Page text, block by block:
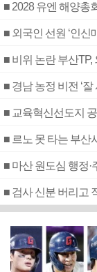
■ 2028 유엔 해양총
■ 외국인 선원 ‘인
■ 비위 논란 부산TP,
■ 경남 농정 비전 ‘
■ 교육혁신선도지
■ 르노 못 타는 부산
■ 마산 원도심 행정